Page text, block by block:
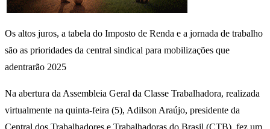
Os altos juros, a tabela do Imposto de Renda e a jornada de trabalho
são as prioridades da central sindical para mobilizações que
adentrarão 2025
Na abertura da Assembleia Geral da Classe Trabalhadora, realizada
virtualmente na quinta-feira (5), Adilson Araújo, presidente da
Central dos Trabalhadores e Trabalhadoras do Brasil (CTB), fez um